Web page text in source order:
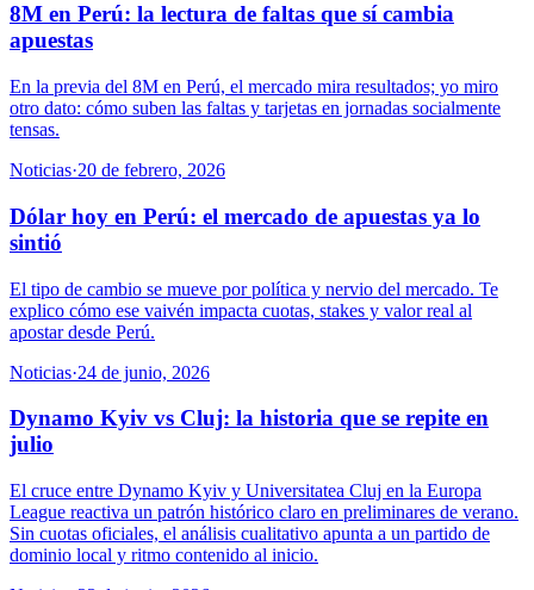
8M en Perú: la lectura de faltas que sí cambia
apuestas
En la previa del 8M en Perú, el mercado mira resultados; yo miro
otro dato: cómo suben las faltas y tarjetas en jornadas socialmente
tensas.
Noticias·20 de febrero, 2026
Dólar hoy en Perú: el mercado de apuestas ya lo
sintió
El tipo de cambio se mueve por política y nervio del mercado. Te
explico cómo ese vaivén impacta cuotas, stakes y valor real al
apostar desde Perú.
Noticias·24 de junio, 2026
Dynamo Kyiv vs Cluj: la historia que se repite en
julio
El cruce entre Dynamo Kyiv y Universitatea Cluj en la Europa
League reactiva un patrón histórico claro en preliminares de verano.
Sin cuotas oficiales, el análisis cualitativo apunta a un partido de
dominio local y ritmo contenido al inicio.